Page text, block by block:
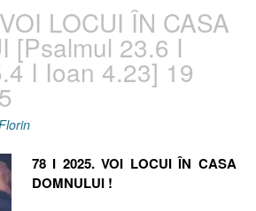
LOCUI ÎN CASA
[Psalmul 23.6 I
I Ioan 4.23] 19
78 I 2025. VOI LOCUI ÎN CASA
DOMNULUI !